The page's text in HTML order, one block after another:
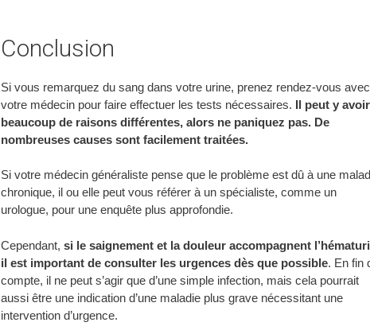
Conclusion
Si vous remarquez du sang dans votre urine, prenez rendez-vous avec
votre médecin pour faire effectuer les tests nécessaires. Il peut y avoir
beaucoup de raisons différentes, alors ne paniquez pas. De
nombreuses causes sont facilement traitées.
Si votre médecin généraliste pense que le problème est dû à une
chronique, il ou elle peut vous référer à un spécialiste, comme un
urologue, pour une enquête plus approfondie.
Cependant, si le saignement et la douleur accompagnent
il est important de consulter les urgences dès que possible. En fin
compte, il ne peut s’agir que d’une simple infection, mais cela pourrait
aussi être une indication d’une maladie plus grave nécessitant une
intervention d’urgence.